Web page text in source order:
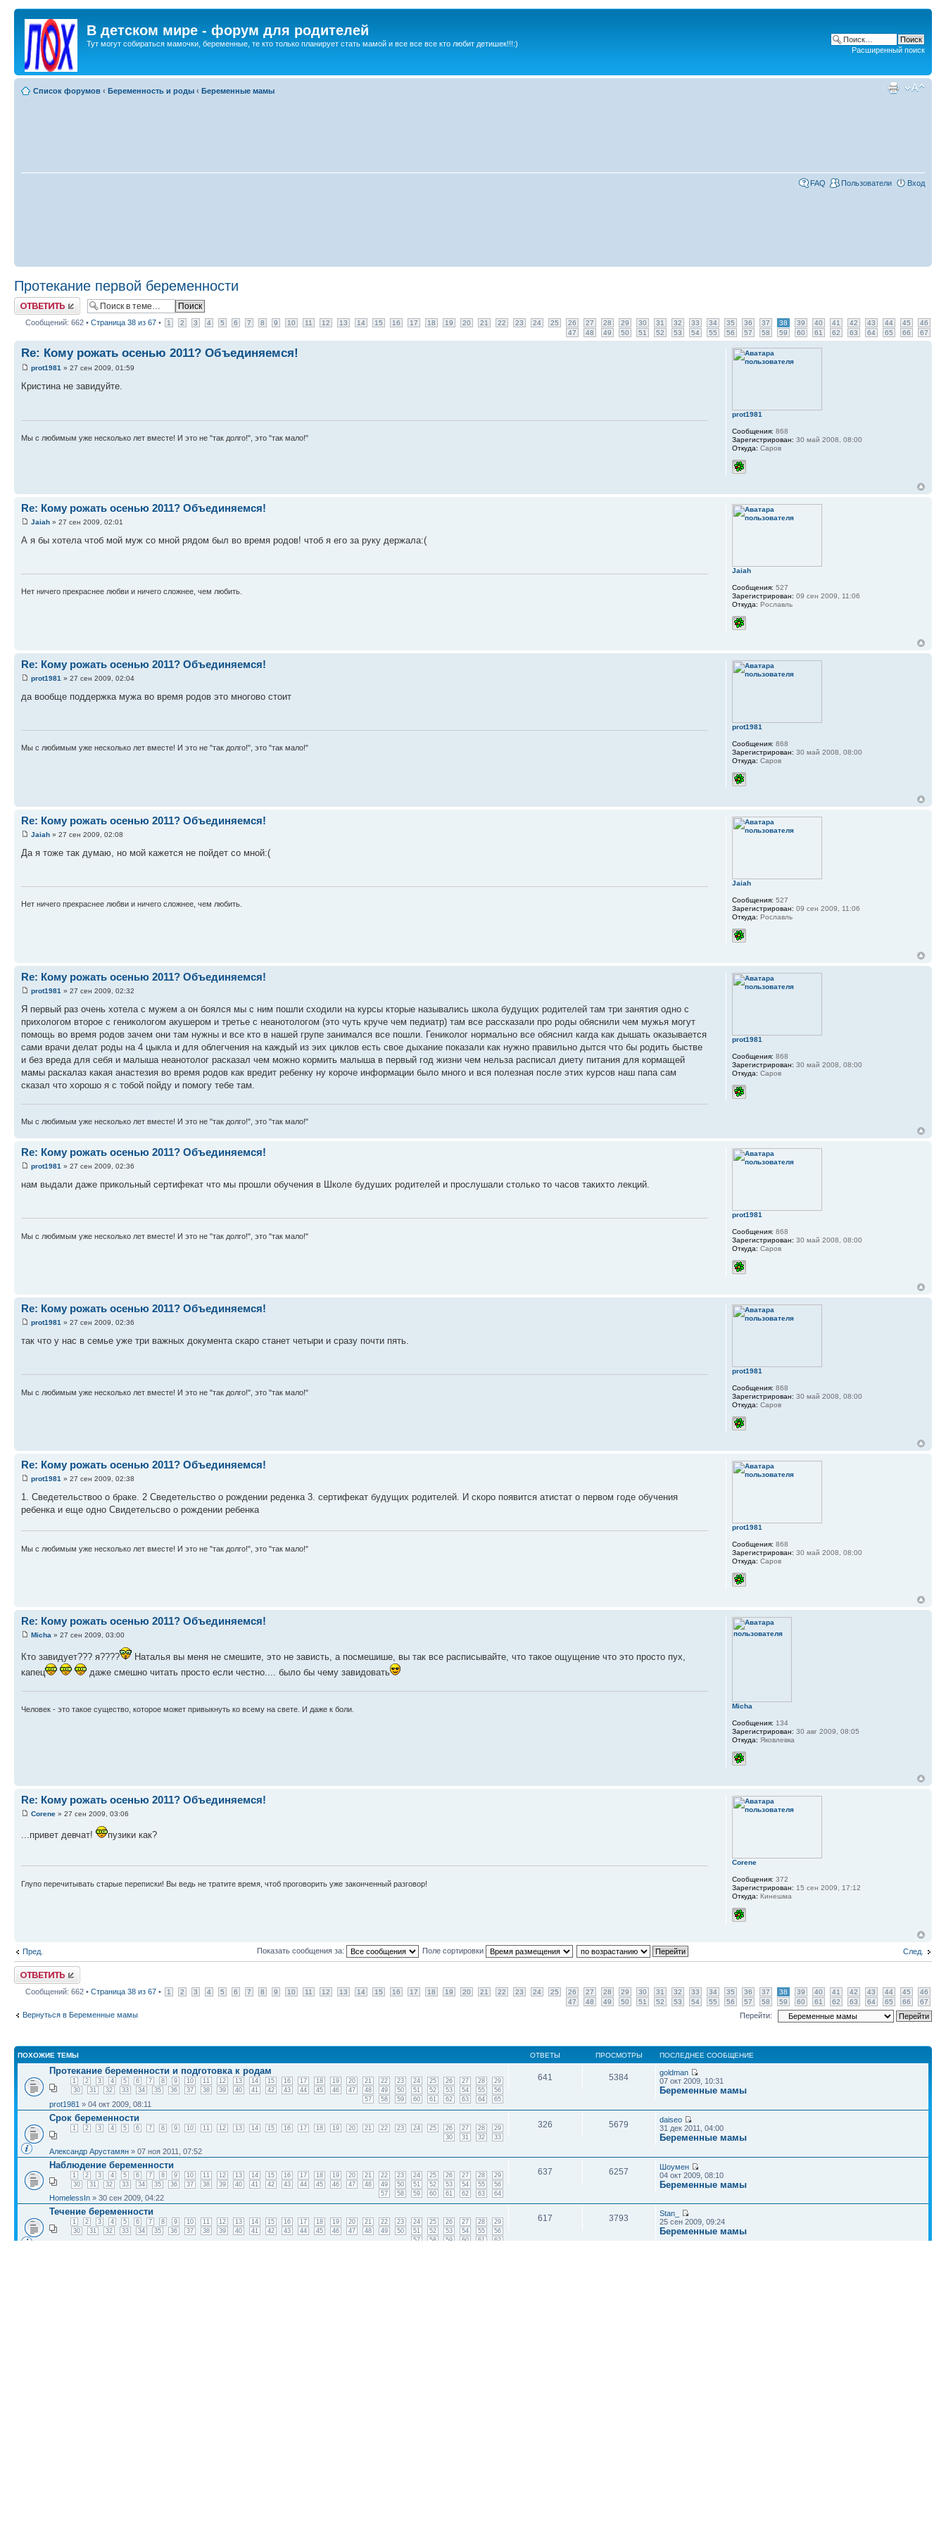
В детском мире - форум для родителей
Тут могут собираться мамочки, беременные, те кто только планирует стать мамой и все все все кто любит детишек!!!:)
Расширенный поиск
Список форумов ‹ Беременность и роды ‹ Беременные мамы
FAQ Пользователи Вход
Протекание первой беременности
Ответить
Сообщений: 662 • Страница 38 из 67 • 1 2 3 4 5 6 7 8 9 10 11 12 13 14 15 16 17 18 19 20 21 22 23 24 25 26 27 28 29 30 31 32 33 34 35 36 37 38 39 40 41 42 43 44 45
46
47
48 49 50 51 52 53 54 55 56 57 58 59 60 61 62 63 64 65 66 67
Re: Кому рожать осенью 2011? Объединяемся!
prot1981 » 27 сен 2009, 01:59
Кристина не завидуйте.
Мы с любимым уже несколько лет вместе! И это не "так долго!", это "так мало!"
prot1981
Сообщения: 868
Зарегистрирован: 30 май 2008, 08:00
Откуда: Саров
Re: Кому рожать осенью 2011? Объединяемся!
Jaiah » 27 сен 2009, 02:01
А я бы хотела чтоб мой муж со мной рядом был во время родов! чтоб я его за руку держала:(
Нет ничего прекраснее любви и ничего сложнее, чем любить.
Jaiah
Сообщения: 527
Зарегистрирован: 09 сен 2009, 11:06
Откуда: Рославль
Re: Кому рожать осенью 2011? Объединяемся!
prot1981 » 27 сен 2009, 02:04
да вообще поддержка мужа во время родов это многово стоит
Мы с любимым уже несколько лет вместе! И это не "так долго!", это "так мало!"
prot1981
Сообщения: 868
Зарегистрирован: 30 май 2008, 08:00
Откуда: Саров
Re: Кому рожать осенью 2011? Объединяемся!
Jaiah » 27 сен 2009, 02:08
Да я тоже так думаю, но мой кажется не пойдет со мной:(
Нет ничего прекраснее любви и ничего сложнее, чем любить.
Jaiah
Сообщения: 527
Зарегистрирован: 09 сен 2009, 11:06
Откуда: Рославль
Re: Кому рожать осенью 2011? Объединяемся!
prot1981 » 27 сен 2009, 02:32
Я первый раз очень хотела с мужем а он боялся мы с ним пошли сходили на курсы кторые назывались школа будущих родителей там три занятия одно с
прихологом второе с геникологом акушером и третье с неанотологом (это чуть круче чем педиатр) там все рассказали про роды обяснили чем мужья могут
помощь во время родов зачем они там нужны и все кто в нашей групе занимался все пошли. Гениколог нормально все обяснил кагда как дышать оказывается
сами врачи делат роды на 4 цыкла и для облегчения на каждый из эих циклов есть свое дыхание показали как нужно правильно дытся что бы родить быстве
и без вреда для себя и малыша неанотолог расказал чем можно кормить малыша в первый год жизни чем нельза расписал диету питания для кормащей
мамы раскалаз какая анастезия во время родов как вредит ребенку ну короче информации было много и вся полезная после этих курсов наш папа сам
сказал что хорошо я с тобой пойду и помогу тебе там.
Мы с любимым уже несколько лет вместе! И это не "так долго!", это "так мало!"
prot1981
Сообщения: 868
Зарегистрирован: 30 май 2008, 08:00
Откуда: Саров
Re: Кому рожать осенью 2011? Объединяемся!
prot1981 » 27 сен 2009, 02:36
нам выдали даже прикольный сертифекат что мы прошли обучения в Школе будуших родителей и прослушали столько то часов такихто лекций.
Мы с любимым уже несколько лет вместе! И это не "так долго!", это "так мало!"
prot1981
Сообщения: 868
Зарегистрирован: 30 май 2008, 08:00
Откуда: Саров
Re: Кому рожать осенью 2011? Объединяемся!
prot1981 » 27 сен 2009, 02:36
так что у нас в семье уже три важных документа скаро станет четыри и сразу почти пять.
Мы с любимым уже несколько лет вместе! И это не "так долго!", это "так мало!"
prot1981
Сообщения: 868
Зарегистрирован: 30 май 2008, 08:00
Откуда: Саров
Re: Кому рожать осенью 2011? Объединяемся!
prot1981 » 27 сен 2009, 02:38
1. Сведетельствоо о браке. 2 Сведетельство о рождении реденка 3. сертифекат будущих родителей. И скоро появится атистат о первом годе обучения
ребенка и еще одно Свидетельсво о рождении ребенка
Мы с любимым уже несколько лет вместе! И это не "так долго!", это "так мало!"
prot1981
Сообщения: 868
Зарегистрирован: 30 май 2008, 08:00
Откуда: Саров
Re: Кому рожать осенью 2011? Объединяемся!
Micha » 27 сен 2009, 03:00
Кто завидует??? я????
Наталья вы меня не смешите, это не зависть, а посмешише, вы так все расписывайте, что такое ощущение что это просто пух,
капец
даже смешно читать просто если честно.... было бы чему завидовать
Человек - это такое существо, которое может привыкнуть ко всему на свете. И даже к боли. Micha
Сообщения: 134
Зарегистрирован: 30 авг 2009, 08:05
Откуда: Яковлевка
Re: Кому рожать осенью 2011? Объединяемся!
Corene » 27 сен 2009, 03:06
...привет девчат! пузики как?
Глупо перечитывать старые переписки! Вы ведь не тратите время, чтоб проговорить уже законченный разговор!
Corene
Сообщения: 372
Зарегистрирован: 15 сен 2009, 17:12
Откуда: Кинешма
Пред. След.
Показать сообщения за: Поле сортировки
Ответить
Сообщений: 662 • Страница 38 из 67 • 1 2 3 4 5 6 7 8 9 10 11 12 13 14 15 16 17 18 19 20 21 22 23 24 25 26 27 28 29 30 31 32 33 34 35 36 37 38 39 40 41 42 43 44 45
46
47
48 49 50 51 52 53 54 55 56 57 58 59 60 61 62 63 64 65 66 67
Вернуться в Беременные мамы Перейти:
ПОХОЖИЕ ТЕМЫ ОТВЕТЫ ПРОСМОТРЫ ПОСЛЕДНЕЕ СООБЩЕНИЕ
Протекание беременности и подготовка к родам
1 2 3 4 5 6 7 8 9 10 11 12 13 14 15 16 17 18 19 20 21 22 23 24 25 26 27 28
29
30
31 32 33 34 35 36 37 38 39 40 41 42 43 44 45 46 47 48 49 50 51 52 53 54 55
56
57
58 59 60 61 62 63 64 65
prot1981 » 04 окт 2009, 08:11
641 5384
goldman
07 окт 2009, 10:31
Беременные мамы
Срок беременности
1 2 3 4 5 6 7 8 9 10 11 12 13 14 15 16 17 18 19 20 21 22 23 24 25 26 27 28
29
30
31 32 33
Александр Арустамян » 07 ноя 2011, 07:52
326 5679
daiseo
31 дек 2011, 04:00
Беременные мамы
Наблюдение беременности
1 2 3 4 5 6 7 8 9 10 11 12 13 14 15 16 17 18 19 20 21 22 23 24 25 26 27 28
29
30
31 32 33 34 35 36 37 38 39 40 41 42 43 44 45 46 47 48 49 50 51 52 53 54 55
56
57
58 59 60 61 62 63 64
HomelessIn » 30 сен 2009, 04:22
637 6257
Шоумен
04 окт 2009, 08:10
Беременные мамы
Течение беременности
1 2 3 4 5 6 7 8 9 10 11 12 13 14 15 16 17 18 19 20 21 22 23 24 25 26 27 28
29
30
31 32 33 34 35 36 37 38 39 40 41 42 43 44 45 46 47 48 49 50 51 52 53 54 55
56
57
58 59 60 61 62
617 3793
Stan_
25 сен 2009, 09:24
Беременные мамы